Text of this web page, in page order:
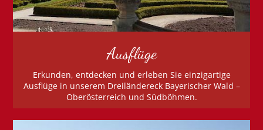
Ausflüge
Erkunden, entdecken und erleben Sie einzigartige
Ausflüge in unserem Dreiländereck Bayerischer Wald –
Oberösterreich und Südböhmen.